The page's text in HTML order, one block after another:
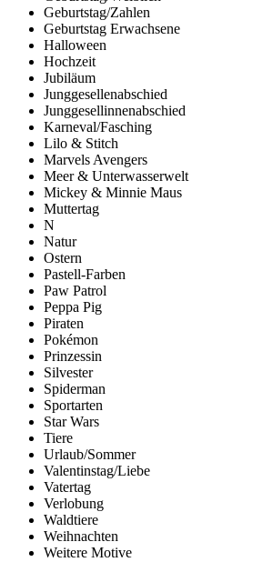
Geburtstag/Zahlen
Geburtstag Erwachsene
Halloween
Hochzeit
Jubiläum
Junggesellenabschied
Junggesellinnenabschied
Karneval/Fasching
Lilo & Stitch
Marvels Avengers
Meer & Unterwasserwelt
Mickey & Minnie Maus
Muttertag
N
Natur
Ostern
Pastell-Farben
Paw Patrol
Peppa Pig
Piraten
Pokémon
Prinzessin
Silvester
Spiderman
Sportarten
Star Wars
Tiere
Urlaub/Sommer
Valentinstag/Liebe
Vatertag
Verlobung
Waldtiere
Weihnachten
Weitere Motive